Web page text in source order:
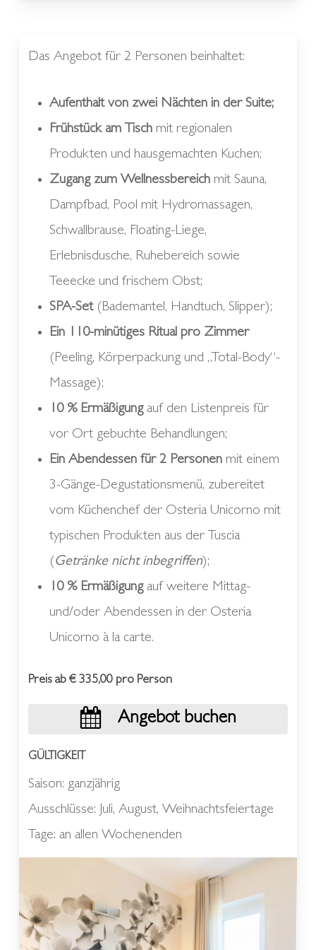
Das Angebot für 2 Personen beinhaltet:
Aufenthalt von zwei Nächten in der Suite;
Frühstück am Tisch mit regionalen
Produkten und hausgemachten Kuchen;
Zugang zum Wellnessbereich mit Sauna,
Dampfbad, Pool mit Hydromassagen,
Schwallbrause, Floating-Liege,
Erlebnisdusche, Ruhebereich sowie
Teeecke und frischem Obst;
SPA-Set(Bademantel, Handtuch, Slipper);
Ein 110-minütiges Ritual pro Zimmer
(Peeling, Körperpackung und „Total-Body“-
Massage);
10 % Ermäßigungauf den Listenpreis für
vor Ort gebuchte Behandlungen;
Ein Abendessen für 2 Personen mit einem
3-Gänge-Degustationsmenü, zubereitet
vom Küchenchef der Osteria Unicorno mit
typischen Produkten aus der Tuscia
(Getränke nicht inbegriffen);
10 % Ermäßigungauf weitere Mittag-
und/oder Abendessen in der Osteria
Unicorno à la carte.
Preis ab € 335,00 pro Person
Angebot buchen
GÜLTIGKEIT
Saison: ganzjährig
Ausschlüsse: Juli, August, Weihnachtsfeiertage
Tage: an allen Wochenenden